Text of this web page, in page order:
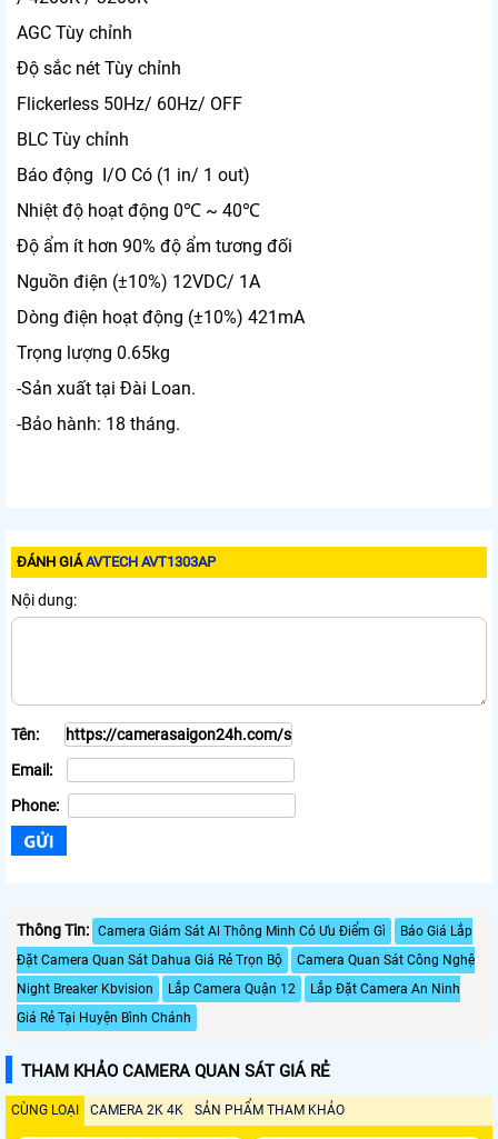
AGC Tùy chỉnh
Độ sắc nét Tùy chỉnh
Flickerless 50Hz/ 60Hz/ OFF
BLC Tùy chỉnh
Báo động I/O Có (1 in/ 1 out)
Nhiệt độ hoạt động 0℃ ~ 40℃
Độ ẩm ít hơn 90% độ ẩm tương đối
Nguồn điện (±10%) 12VDC/ 1A
Dòng điện hoạt động (±10%) 421mA
Trọng lượng 0.65kg
-Sản xuất tại Đài Loan.
-Bảo hành: 18 tháng.
ĐÁNH GIÁAVTECH AVT1303AP
Nội dung:
Tên:
Email:
Phone:
Thông Tin: Camera Giám Sát Al Thông Minh Có Ưu Điểm Gì
Báo Giá Lắp
Đặt Camera Quan Sát Dahua Giá Rẻ Trọn Bộ
Camera Quan Sát Công Nghệ
Night Breaker Kbvision
Lắp Camera Quận 12
Lắp Đặt Camera An Ninh
Giá Rẻ Tại Huyện Bình Chánh
THAM KHẢO CAMERA QUAN SÁT GIÁ RẺ
CÙNG LOẠI CAMERA 2K 4K SẢN PHẨM THAM KHẢO